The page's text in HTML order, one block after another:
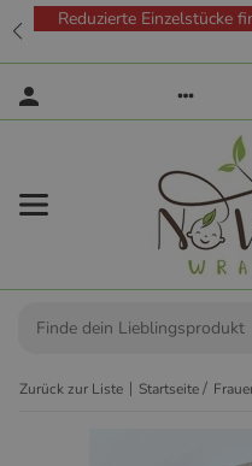
Reduzierte Einzelstücke
Zurück zur Liste Startseite